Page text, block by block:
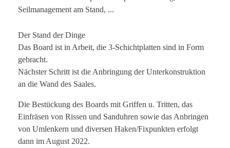
Seilmanagement am Stand, ...
Der Stand der Dinge
Das Board ist in Arbeit, die 3-Schichtplatten sind in Form
gebracht.
Nächster Schritt ist die Anbringung der Unterkonstruktion
an die Wand des Saales.
Die Bestückung des Boards mit Griffen u. Tritten, das
Einfräsen von Rissen und Sanduhren sowie das Anbringen
von Umlenkern und diversen Haken/Fixpunkten erfolgt
dann im August 2022.